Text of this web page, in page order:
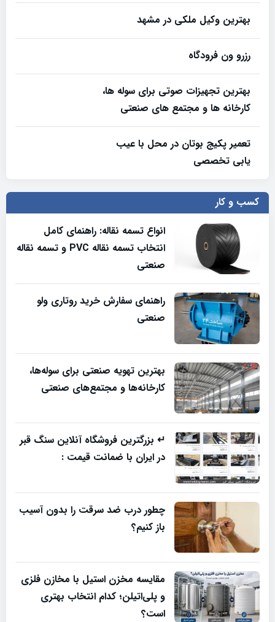
بهترین وکیل ملکی در مشهد
رزرو ون فرودگاه
بهترین تجهیزات صوتی برای سوله‌ ها،
کارخانه‌ ها و مجتمع‌ های صنعتی
تعمیر پکیج بوتان در محل با عیب
یابی تخصصی
کسب و کار
انواع تسمه نقاله: راهنمای کامل
انتخاب تسمه نقاله PVC و تسمه نقاله
صنعتی
راهنمای سفارش خرید روتاری ولو
صنعتی
بهترین تهویه صنعتی برای سوله‌ها،
کارخانه‌ها و مجتمع‌های صنعتی
↵ بزرگترین فروشگاه آنلاین سنگ قبر
در ایران با ضمانت قیمت :
چطور درب ضد سرقت را بدون آسیب
باز کنیم؟
مقایسه مخزن استیل با مخازن فلزی
و پلی‌اتیلن؛ کدام انتخاب بهتری
است؟